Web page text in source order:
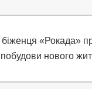
«Рокада»
побудови нового